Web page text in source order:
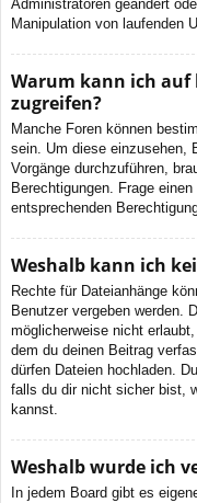
Administratoren geändert
Manipulation von laufenden
Warum kann ich
zugreifen?
Manche Foren können
sein. Um diese einzusehen,
Vorgänge durchzuführen,
Berechtigungen. Frage
entsprechenden
Weshalb kann ich
Rechte für Dateianhänge
Benutzer vergeben werden.
möglicherweise nicht
dem du deinen Beitrag
dürfen Dateien hochladen.
falls du dir nicht sicher bist,
kannst.
Weshalb wurde ich
In jedem Board gibt es